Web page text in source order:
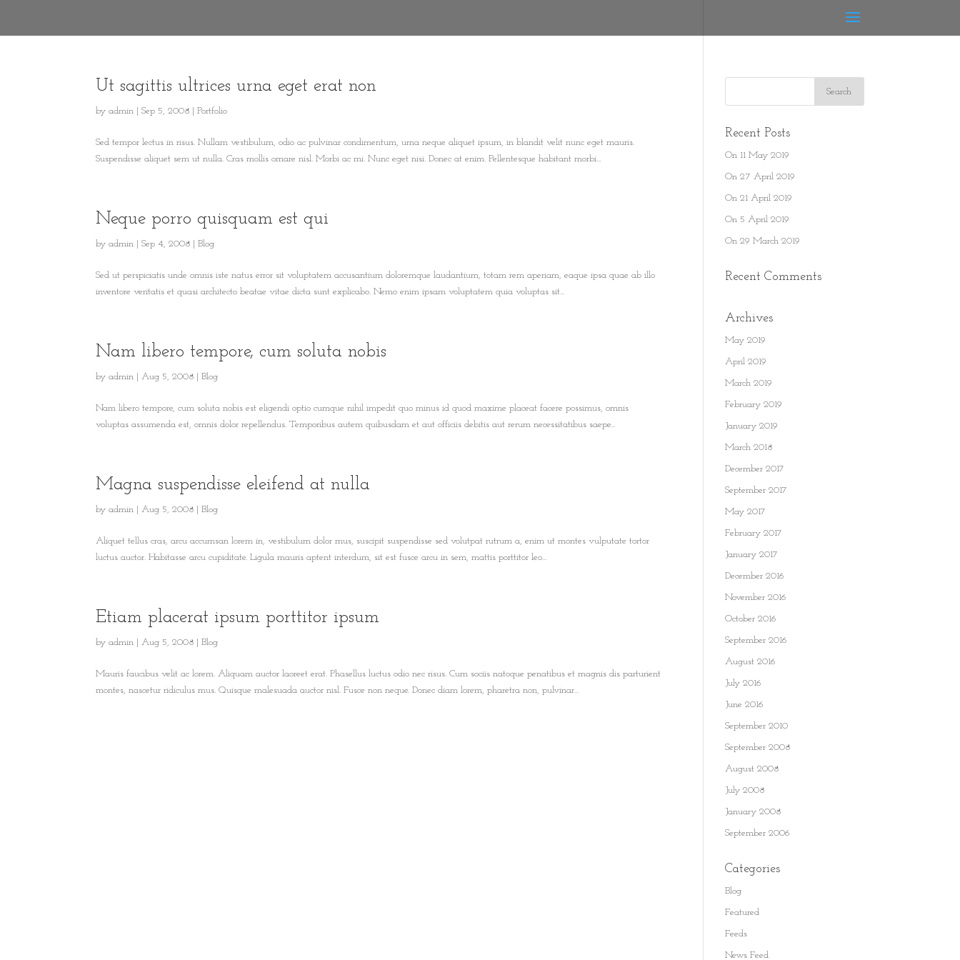
Ut sagittis ultrices urna eget erat non
byadmin |Sep 5, 2008 |Portfolio
Sed tempor lectus in risus. Nullam vestibulum, odio ac pulvinar condimentum, urna neque aliquet ipsum, in blandit velit nunc eget mauris.
Suspendisse aliquet sem ut nulla. Cras mollis ornare nisl. Morbi ac mi. Nunc eget nisi. Donec at enim. Pellentesque habitant morbi...
Neque porro quisquam est qui
byadmin |Sep 4, 2008 |Blog
Sed ut perspiciatis unde omnis iste natus error sit voluptatem accusantium doloremque laudantium, totam rem aperiam, eaque ipsa quae ab illo
inventore veritatis et quasi architecto beatae vitae dicta sunt explicabo. Nemo enim ipsam voluptatem quia voluptas sit...
Nam libero tempore, cum soluta nobis
byadmin |Aug 5, 2008 |Blog
Nam libero tempore, cum soluta nobis est eligendi optio cumque nihil impedit quo minus id quod maxime placeat facere possimus, omnis
voluptas assumenda est, omnis dolor repellendus. Temporibus autem quibusdam et aut officiis debitis aut rerum necessitatibus saepe...
Magna suspendisse eleifend at nulla
byadmin |Aug 5, 2008 |Blog
Aliquet tellus cras, arcu accumsan lorem in, vestibulum dolor mus, suscipit suspendisse sed volutpat rutrum a, enim ut montes vulputate tortor
luctus auctor. Habitasse arcu cupiditate. Ligula mauris aptent interdum, sit est fusce arcu in sem, mattis porttitor leo...
Etiam placerat ipsum porttitor ipsum
byadmin |Aug 5, 2008 |Blog
Mauris faucibus velit ac lorem. Aliquam auctor laoreet erat. Phasellus luctus odio nec risus. Cum sociis natoque penatibus et magnis dis parturient
montes, nascetur ridiculus mus. Quisque malesuada auctor nisl. Fusce non neque. Donec diam lorem, pharetra non, pulvinar...
Recent Posts
On 11 May 2019
On 27 April 2019
On 21 April 2019
On 5 April 2019
On 29 March 2019
Recent Comments
Archives
May 2019
April 2019
March 2019
February 2019
January 2019
March 2018
December 2017
September 2017
May 2017
February 2017
January 2017
December 2016
November 2016
October 2016
September 2016
August 2016
July 2016
June 2016
September 2010
September 2008
August 2008
July 2008
January 2008
September 2006
Categories
Blog
Featured
Feeds
News Feed